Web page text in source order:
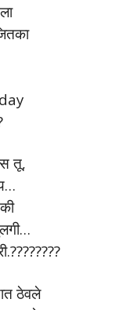
तू,
ठेवले